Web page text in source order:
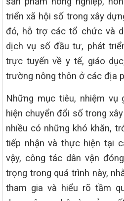
triển xã hội số trong xây
đó, hỗ trợ các tổ chức và
dịch vụ số đầu tư, phát
trực tuyến về y tế, giáo
trường nông thôn ở các địa
Những mục tiêu, nhiệm vụ
hiện chuyển đổi số trong
nhiều có những khó khăn,
tiếp nhận và thực hiện tại
vậy, công tác dân vận
trọng trong quá trình này,
tham gia và hiểu rõ tầm